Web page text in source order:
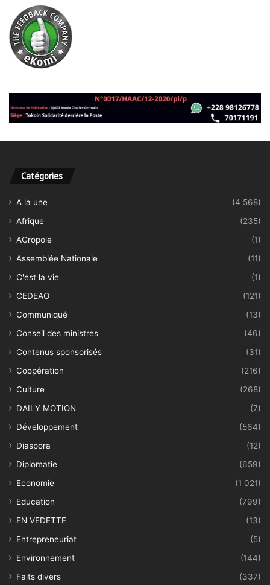
Catégories
A la une
(4 568)
Afrique
(235)
AGropole
(1)
Assemblée Nationale
(11)
C'est la vie
(1)
CEDEAO
(121)
Communiqué
(13)
Conseil des ministres
(46)
Contenus sponsorisés
(31)
Coopération
(216)
Culture
(268)
DAILY MOTION
(7)
Développement
(564)
Diaspora
(12)
Diplomatie
(659)
Economie
(1 021)
Education
(799)
EN VEDETTE
(13)
Entrepreneuriat
(5)
Environnement
(144)
Faits divers
(337)